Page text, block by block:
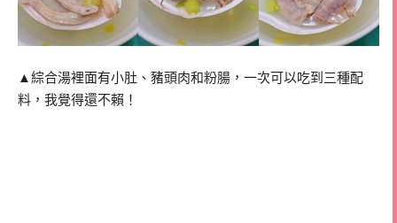
▲綜合湯裡面有小肚、豬頭肉和粉腸，一次可以吃到三種配
料，我覺得還不賴！